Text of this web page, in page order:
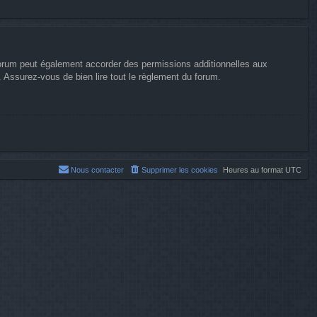
peut également accorder des permissions additionnelles aux
vous de bien lire tout le règlement du forum.
Heures au format UTC
Supprimer les cookies
Nous contacter